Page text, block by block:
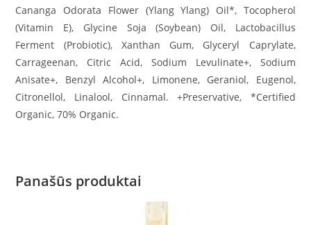
Cananga Odorata Flower (Ylang Ylang) Oil*, Tocopherol
(Vitamin E), Glycine Soja (Soybean) Oil, Lactobacillus
Ferment (Probiotic), Xanthan Gum, Glyceryl Caprylate,
Carrageenan, Citric Acid, Sodium Levulinate+, Sodium
Anisate+, Benzyl Alcohol+, Limonene, Geraniol, Eugenol,
Citronellol, Linalool, Cinnamal. +Preservative, *Certified
Organic, 70% Organic.
Panašūs produktai